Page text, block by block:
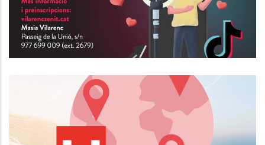
Nou Horari Del Servei D'expedició